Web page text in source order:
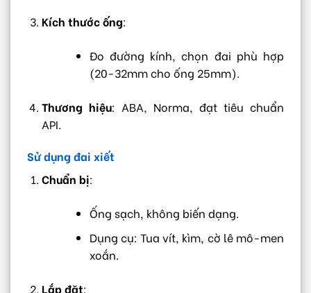
Kích thước ống:
Đo đường kính, chọn đai phù hợp
(20-32mm cho ống 25mm).
Thương hiệu: ABA, Norma, đạt tiêu chuẩn
API.
Sử dụng đai xiết
Chuẩn bị:
Ống sạch, không biến dạng.
Dụng cụ: Tua vít, kìm, cờ lê mô-men
xoắn.
Lắp đặt: